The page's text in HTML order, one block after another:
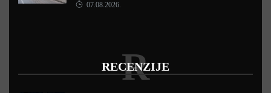
07.08.2026.
RECENZIJE
R